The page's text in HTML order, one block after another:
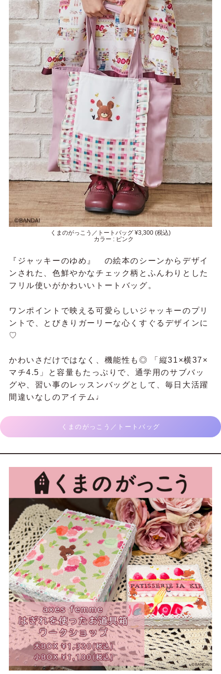
くまのがっこう／トートバッグ ¥3,300 (税込)
カラー : ピンク
『ジャッキーのゆめ』 の絵本のシーンからデザイ
ンされた、 色鮮やかなチェック柄と ふんわりとした
フリル使いがかわいいトートバッグ。
ワンポイントで映える可愛らしいジャッキーのプリ
ントで、とびきりガーリーな心くすぐるデザインに
♡
かわいさだけではなく、機能性も◎ 「縦31×横37×
マチ4.5」と容量もたっぷりで、 通学用のサブバッ
グや、習い事のレッスンバッグとして、毎日大活躍
間違いなしのアイテム♩
くまのがっこう／トートバッグ